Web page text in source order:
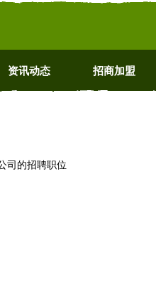
资讯动态 招商加盟
司的招聘职位